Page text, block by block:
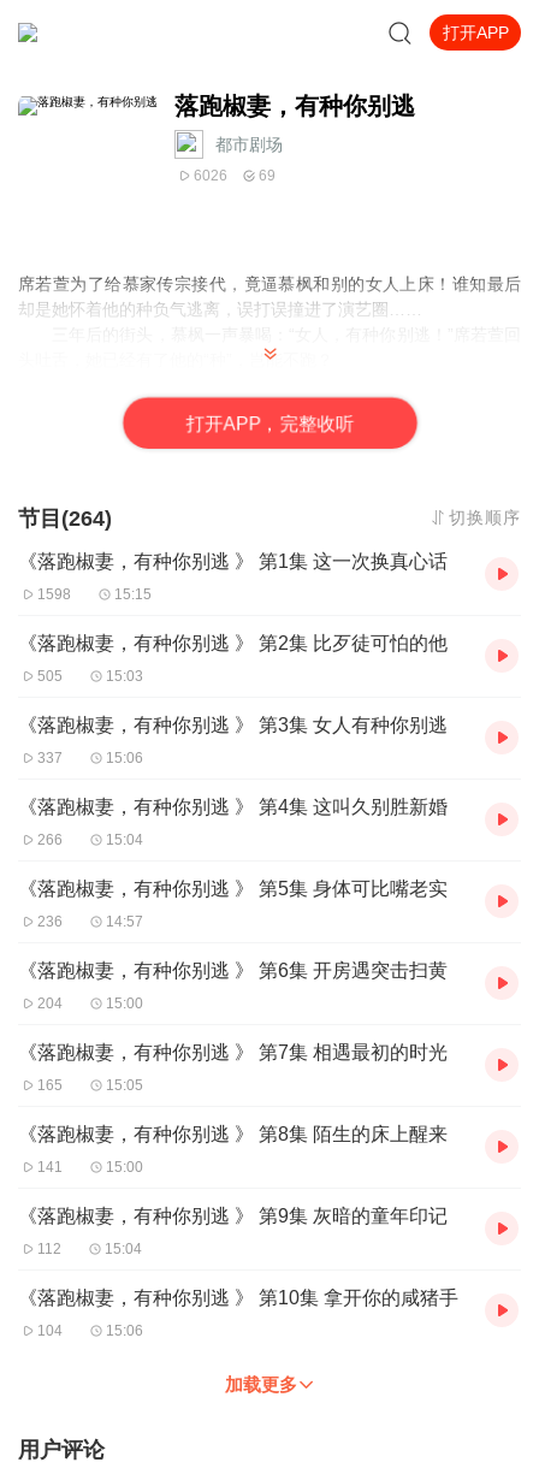
打开APP
落跑椒妻，有种你别逃
都市剧场
6026 69
席若萱为了给慕家传宗接代，竟逼慕枫和别的女人上床！谁知最后
却是她怀着他的种负气逃离，误打误撞进了演艺圈……
头吐舌，她已经有了他的“种”，岂能不跑？
她再次带着球亡命天涯，却莫名卷入了一场秘密特工行动
【作者/主播】作者：蕞红颜；主播：爱喝水果茶De暖酱
购买须知：
【购买须知】
2、版权归原作者所有，严禁翻录成任何形式，严禁在任何第三方平
可在喜马拉雅APP【账号】-【帮助与反馈】”中咨询在线客服，也
关注【喜马拉雅付费精品】公众号，通过下方菜单栏里咨询在线客
服 ，也可拨打客服电话：400-838-5616
打开APP，完整收听
节目(264) 切换顺序
《落跑椒妻，有种你别逃 》 第1集 这一次换真心话
1598 15:15
《落跑椒妻，有种你别逃 》 第2集 比歹徒可怕的他
505 15:03
《落跑椒妻，有种你别逃 》 第3集 女人有种你别逃
337 15:06
《落跑椒妻，有种你别逃 》 第4集 这叫久别胜新婚
266 15:04
《落跑椒妻，有种你别逃 》 第5集 身体可比嘴老实
236 14:57
《落跑椒妻，有种你别逃 》 第6集 开房遇突击扫黄
204 15:00
《落跑椒妻，有种你别逃 》 第7集 相遇最初的时光
165 15:05
《落跑椒妻，有种你别逃 》 第8集 陌生的床上醒来
141 15:00
《落跑椒妻，有种你别逃 》 第9集 灰暗的童年印记
112 15:04
《落跑椒妻，有种你别逃 》 第10集 拿开你的咸猪手
104 15:06
加载更多
用户评论